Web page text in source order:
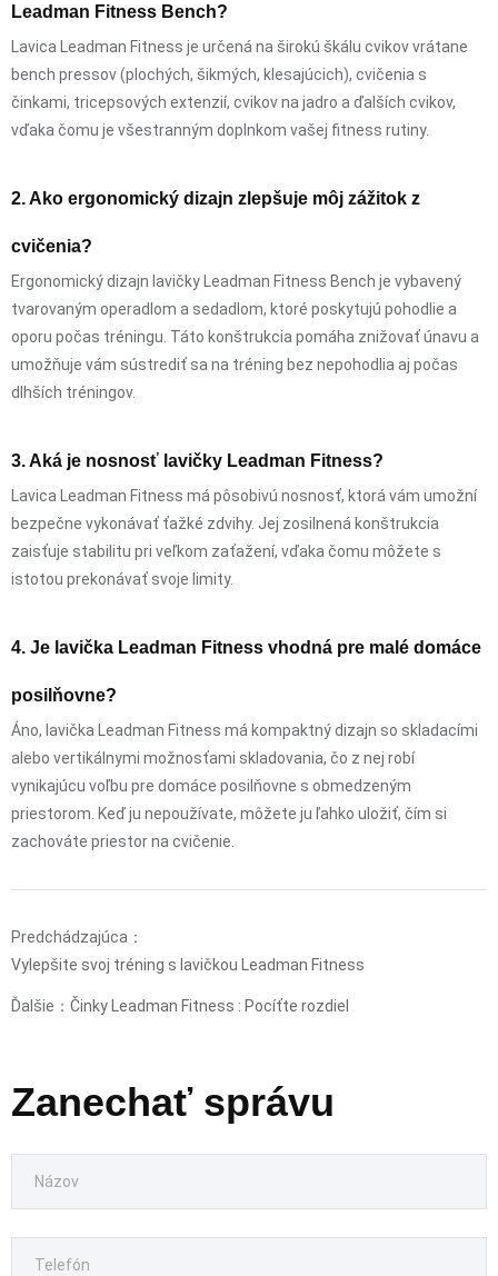
Leadman Fitness Bench?
Lavica Leadman Fitness je určená na širokú škálu cvikov vrátane
bench pressov (plochých, šikmých, klesajúcich), cvičenia s
činkami, tricepsových extenzií, cvikov na jadro a ďalších cvikov,
vďaka čomu je všestranným doplnkom vašej fitness rutiny.
2. Ako ergonomický dizajn zlepšuje môj zážitok z
cvičenia?
Ergonomický dizajn lavičky Leadman Fitness Bench je vybavený
tvarovaným operadlom a sedadlom, ktoré poskytujú pohodlie a
oporu počas tréningu. Táto konštrukcia pomáha znižovať únavu a
umožňuje vám sústrediť sa na tréning bez nepohodlia aj počas
dlhších tréningov.
3. Aká je nosnosť lavičky Leadman Fitness?
Lavica Leadman Fitness má pôsobivú nosnosť, ktorá vám umožní
bezpečne vykonávať ťažké zdvihy. Jej zosilnená konštrukcia
zaisťuje stabilitu pri veľkom zaťažení, vďaka čomu môžete s
istotou prekonávať svoje limity.
4. Je lavička Leadman Fitness vhodná pre malé domáce
posilňovne?
Áno, lavička Leadman Fitness má kompaktný dizajn so skladacími
alebo vertikálnymi možnosťami skladovania, čo z nej robí
vynikajúcu voľbu pre domáce posilňovne s obmedzeným
priestorom. Keď ju nepoužívate, môžete ju ľahko uložiť, čím si
zachováte priestor na cvičenie.
Predchádzajúca：
Vylepšite svoj tréning s lavičkou Leadman Fitness
Ďalšie： Činky Leadman Fitness : Pocíťte rozdiel
Zanechať správu